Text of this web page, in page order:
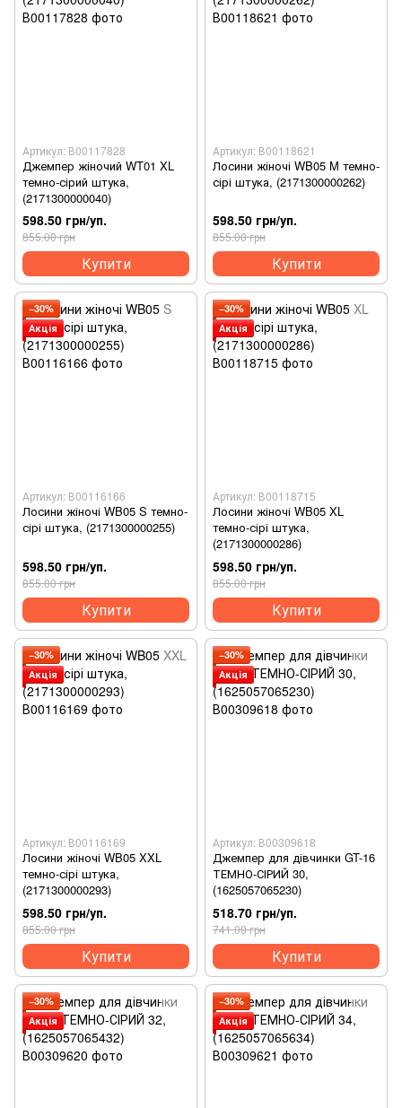
Артикул: В00117828
Джемпер жіночий WT01 XL
темно-сірий штука,
(2171300000040)
598.50 грн/уп.
855.00 грн
Купити
Артикул: В00118621
Лосини жіночі WB05 M темно-
сірі штука, (2171300000262)
598.50 грн/уп.
855.00 грн
Купити
−30%
Акція
Артикул: В00116166
Лосини жіночі WB05 S темно-
сірі штука, (2171300000255)
598.50 грн/уп.
855.00 грн
Купити
−30%
Акція
Артикул: В00118715
Лосини жіночі WB05 XL
темно-сірі штука,
(2171300000286)
598.50 грн/уп.
855.00 грн
Купити
−30%
Акція
Артикул: В00116169
Лосини жіночі WB05 XXL
темно-сірі штука,
(2171300000293)
598.50 грн/уп.
855.00 грн
Купити
−30%
Акція
Артикул: В00309618
Джемпер для дівчинки GT-16
ТЕМНО-СІРИЙ 30,
(1625057065230)
518.70 грн/уп.
741.00 грн
Купити
−30%
Акція
−30%
Акція